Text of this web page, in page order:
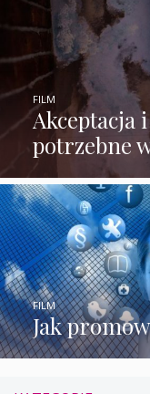
Akceptacja
potrzebne
FILM
Jak
FILM